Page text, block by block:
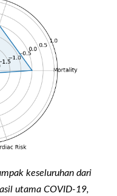
keseluruhan dari
utama COVID-19,